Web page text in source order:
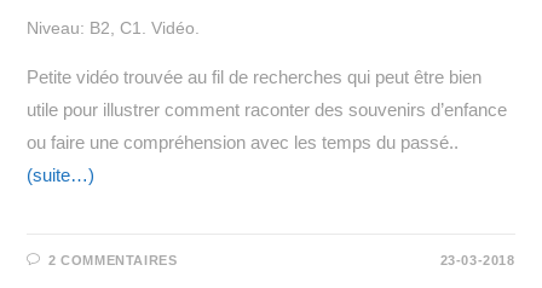
Niveau: B2, C1. Vidéo.
Petite vidéo trouvée au fil de recherches qui peut être bien
utile pour illustrer comment raconter des souvenirs d’enfance
ou faire une compréhension avec les temps du passé..
(suite…)
2 COMMENTAIRES 23-03-2018